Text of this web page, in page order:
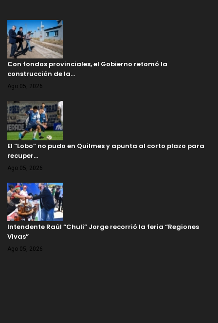
Con fondos provinciales, el Gobierno retomó la
construcción de la…
Ago 05, 2026
El “Lobo” no pudo en Quilmes y apunta al corto plazo para
recuper…
Ago 05, 2026
Intendente Raúl “Chuli” Jorge recorrió la feria “Regiones
Vivas”
Ago 05, 2026